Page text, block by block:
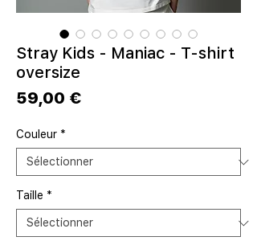
Stray Kids - Maniac - T-shirt
oversize
59,00 €Prix
Couleur *
Taille *